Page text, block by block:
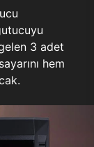
3 adet
hem